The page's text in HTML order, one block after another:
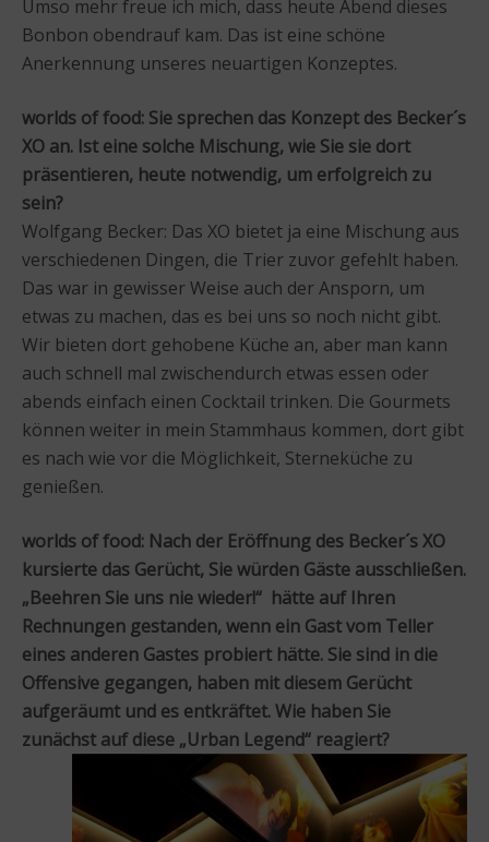
Umso mehr freue ich mich, dass heute Abend dieses
Bonbon obendrauf kam. Das ist eine schöne
Anerkennung unseres neuartigen Konzeptes.
worlds of food: Sie sprechen das Konzept des Becker´s
XO an. Ist eine solche Mischung, wie Sie sie dort
präsentieren, heute notwendig, um erfolgreich zu
sein?
Wolfgang Becker: Das XO bietet ja eine Mischung aus
verschiedenen Dingen, die Trier zuvor gefehlt haben.
Das war in gewisser Weise auch der Ansporn, um
etwas zu machen, das es bei uns so noch nicht gibt.
Wir bieten dort gehobene Küche an, aber man kann
auch schnell mal zwischendurch etwas essen oder
abends einfach einen Cocktail trinken. Die Gourmets
können weiter in mein Stammhaus kommen, dort gibt
es nach wie vor die Möglichkeit, Sterneküche zu
genießen.
worlds of food: Nach der Eröffnung des Becker´s XO
kursierte das Gerücht, Sie würden Gäste ausschließen.
„Beehren Sie uns nie wieder!“ hätte auf Ihren
Rechnungen gestanden, wenn ein Gast vom Teller
eines anderen Gastes probiert hätte. Sie sind in die
Offensive gegangen, haben mit diesem Gerücht
aufgeräumt und es entkräftet. Wie haben Sie
zunächst auf diese „Urban Legend“ reagiert?